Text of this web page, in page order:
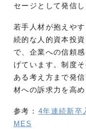
セージとして発信
若手人材が抱えや
続的な人的資本投
で、企業への信頼
げています。制度
ある考え方まで発
材への訴求力を高め
参考： 4年連続新卒
MES